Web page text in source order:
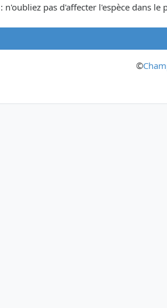
: n'oubliez pas d'affecter l'espèce dans le
©